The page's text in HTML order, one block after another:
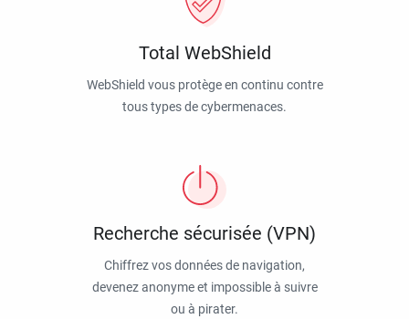
Total WebShield
WebShield vous protège en continu contre
tous types de cybermenaces.
Recherche sécurisée (VPN)
Chiffrez vos données de navigation,
devenez anonyme et impossible à suivre
ou à pirater.